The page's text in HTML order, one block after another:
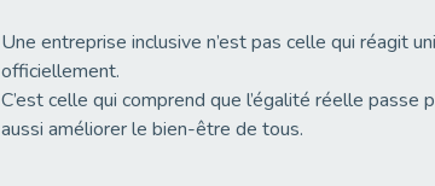
Une entreprise inclusive n’est pas celle qui réagit
officiellement.
C’est celle qui comprend que l’égalité réelle passe
aussi améliorer le bien-être de tous.